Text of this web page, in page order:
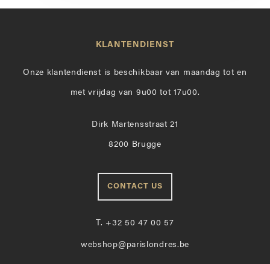
KLANTENDIENST
Onze klantendienst is beschikbaar van maandag tot en
met vrijdag van 9u00 tot 17u00.
Dirk Martensstraat 21
8200 Brugge
CONTACT US
T. +32 50 47 00 57
webshop@parislondres.be